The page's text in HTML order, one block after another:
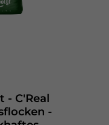
- C'Real
-